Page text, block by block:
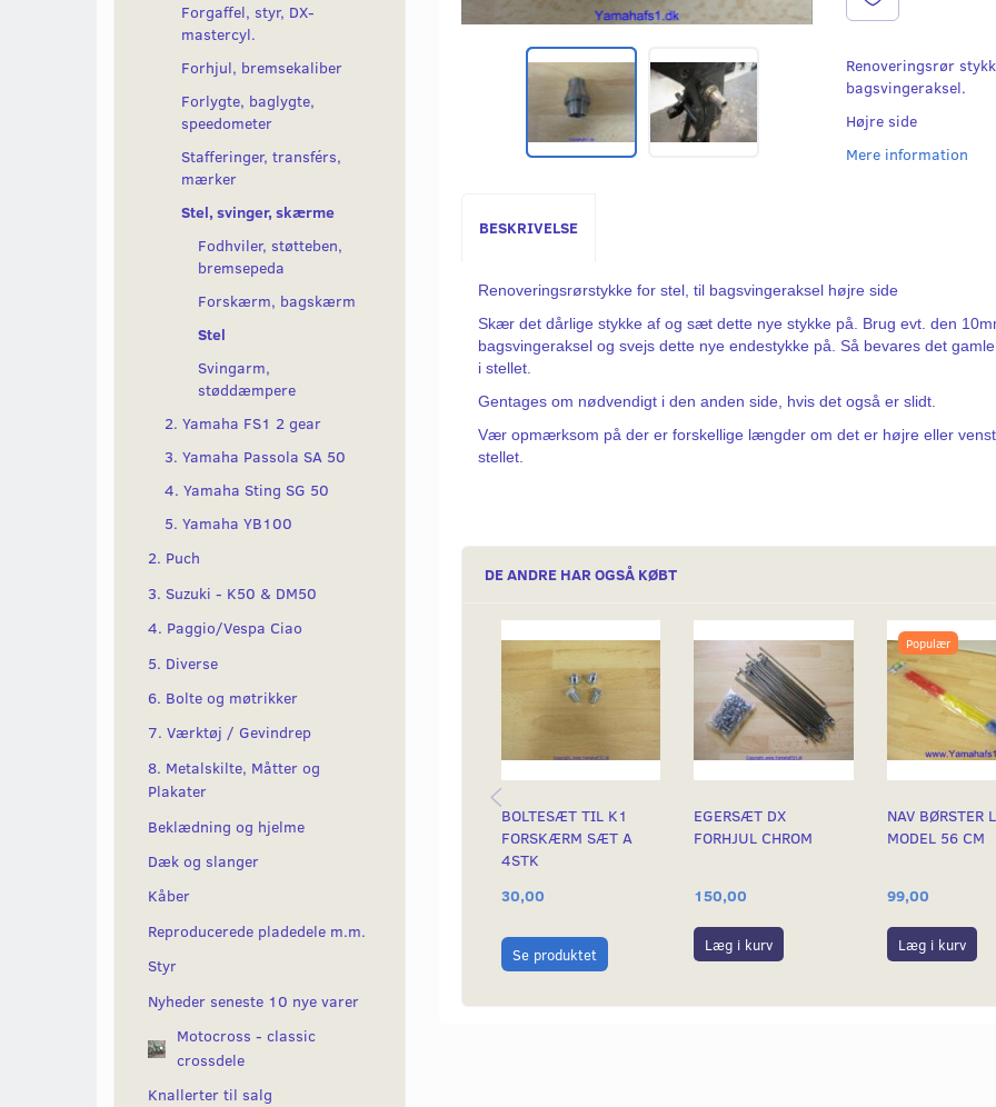
Forgaffel, styr, DX-
mastercyl.
Forhjul, bremsekaliber
Forlygte, baglygte,
speedometer
Stafferinger, transférs,
mærker
Stel, svinger, skærme
Fodhviler, støtteben,
bremsepeda
Forskærm, bagskærm
Stel
Svingarm,
støddæmpere
2. Yamaha FS1 2 gear
3. Yamaha Passola SA 50
4. Yamaha Sting SG 50
5. Yamaha YB100
2. Puch
3. Suzuki - K50 & DM50
4. Paggio/Vespa Ciao
5. Diverse
6. Bolte og møtrikker
7. Værktøj / Gevindrep
8. Metalskilte, Måtter og
Plakater
Beklædning og hjelme
Dæk og slanger
Kåber
Reproducerede pladedele m.m.
Styr
Nyheder seneste 10 nye varer
Motocross - classic
crossdele
Knallerter til salg
Renoveringsrør
bagsvingeraksel.
Højre side
Mere information
BESKRIVELSE
Renoveringsrørstykke for stel, til bagsvingeraksel højre side
Skær det dårlige stykke af og sæt dette nye stykke på. Brug evt. den
bagsvingeraksel og svejs dette nye endestykke på. Så bevares det
i stellet.
Gentages om nødvendigt i den anden side, hvis det også er slidt.
Vær opmærksom på der er forskellige længder om det er højre eller
stellet.
DE ANDRE HAR OGSÅ KØBT
BOLTESÆT TIL K1
FORSKÆRM SÆT A
4STK
30,00
Se produktet
EGERSÆT DX
FORHJUL CHROM
150,00
Læg i kurv
Populær
NAV BØRSTER
MODEL 56 CM
99,00
Læg i kurv